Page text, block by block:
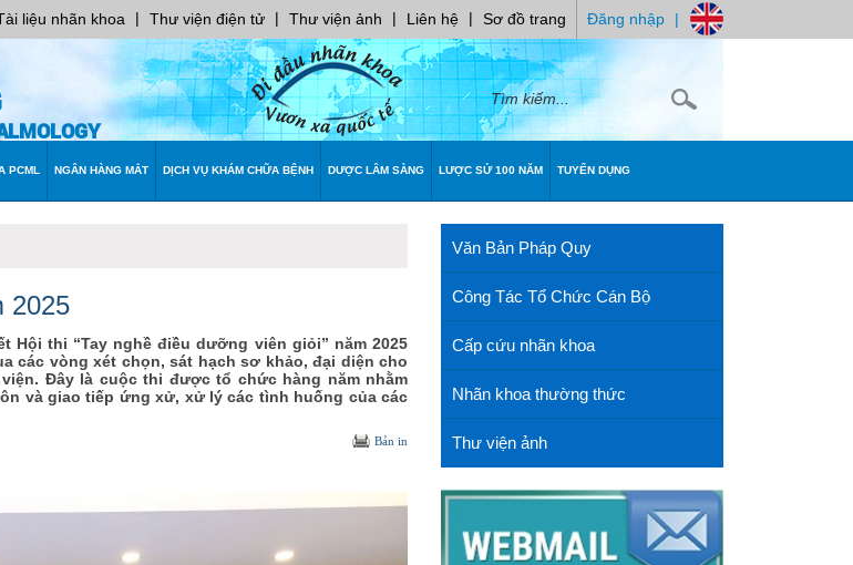
liệu nhãn khoa | Thư viện điện tử | Thư viện ảnh | Liên hệ | Sơ đồ trang Đăng nhập |
PCML NGÂN HÀNG MẮT DỊCH VỤ KHÁM CHỮA BỆNH DƯỢC LÂM SÀNG LƯỢC SỬ 100 NĂM TUYỂN DỤNG
2025
Hội thi “Tay nghề điều dưỡng viên giỏi” năm 2025
vòng xét chọn, sát hạch sơ khảo, đại diện cho
Đây là cuộc thi được tổ chức hàng năm nhằm
và giao tiếp ứng xử, xử lý các tình huống của các
Bản in
Văn Bản Pháp Quy
Công Tác Tổ Chức Cán Bộ
Cấp cứu nhãn khoa
Nhãn khoa thường thức
Thư viện ảnh